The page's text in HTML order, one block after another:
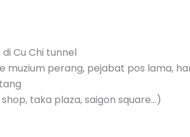
Cu Chi tunnel
muzium perang, pejabat pos lama,
taka plaza, saigon square…)